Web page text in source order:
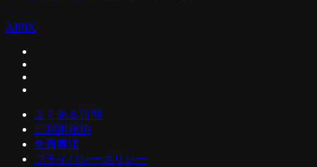
AIPIX
よくある質問
ご利用規約
免責事項
プライバシーポリシー